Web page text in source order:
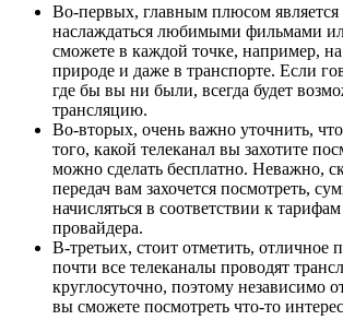
Во-первых, главным плюсом является
наслаждаться любимыми фильмами
сможете в каждой точке, например,
природе и даже в транспорте. Если
где бы вы ни были, всегда будет
трансляцию.
Во-вторых, очень важно уточнить,
того, какой телеканал вы захотите
можно сделать бесплатно. Неважно,
передач вам захочется посмотреть,
начисляться в соответствии к
провайдера.
В-третьих, стоит отметить, отличное
почти все телеканалы проводят
круглосуточно, поэтому независимо
вы сможете посмотреть что-то